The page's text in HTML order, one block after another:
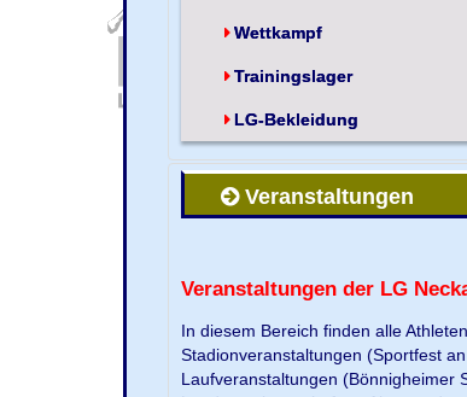
Wettkampf
Trainingslager
LG-Bekleidung
Veranstaltungen
Veranstaltungen der LG
In diesem Bereich finden alle
Stadionveranstaltungen (Sportfest
Laufveranstaltungen (Bönnigheimer